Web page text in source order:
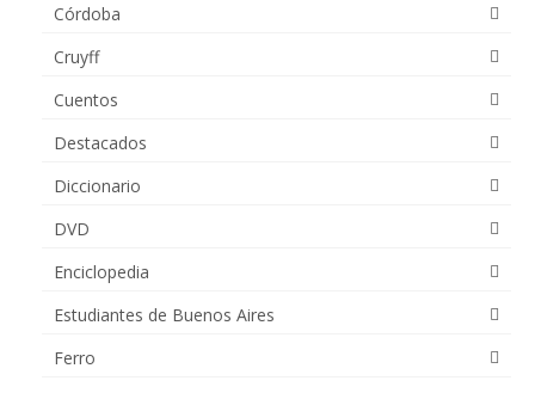
Córdoba
Cruyff
Cuentos
Destacados
Diccionario
DVD
Enciclopedia
Estudiantes de Buenos Aires
Ferro